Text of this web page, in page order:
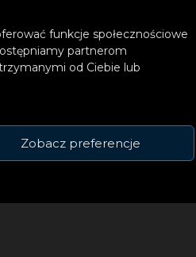
funkcje społecznościowe
partnerom
od Ciebie lub
Zobacz preferencje
cenionych